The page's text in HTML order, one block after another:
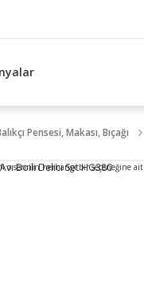
Pensesi, Makası, Bıçağı
o serinin herhangi bir seçeneğine ait